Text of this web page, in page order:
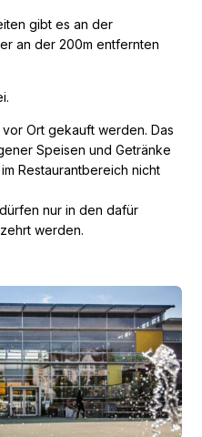
gibt es an der
an der 200m entfernten
Ort gekauft werden. Das
Speisen und Getränke
Restaurantbereich nicht
nur in den dafür
werden.